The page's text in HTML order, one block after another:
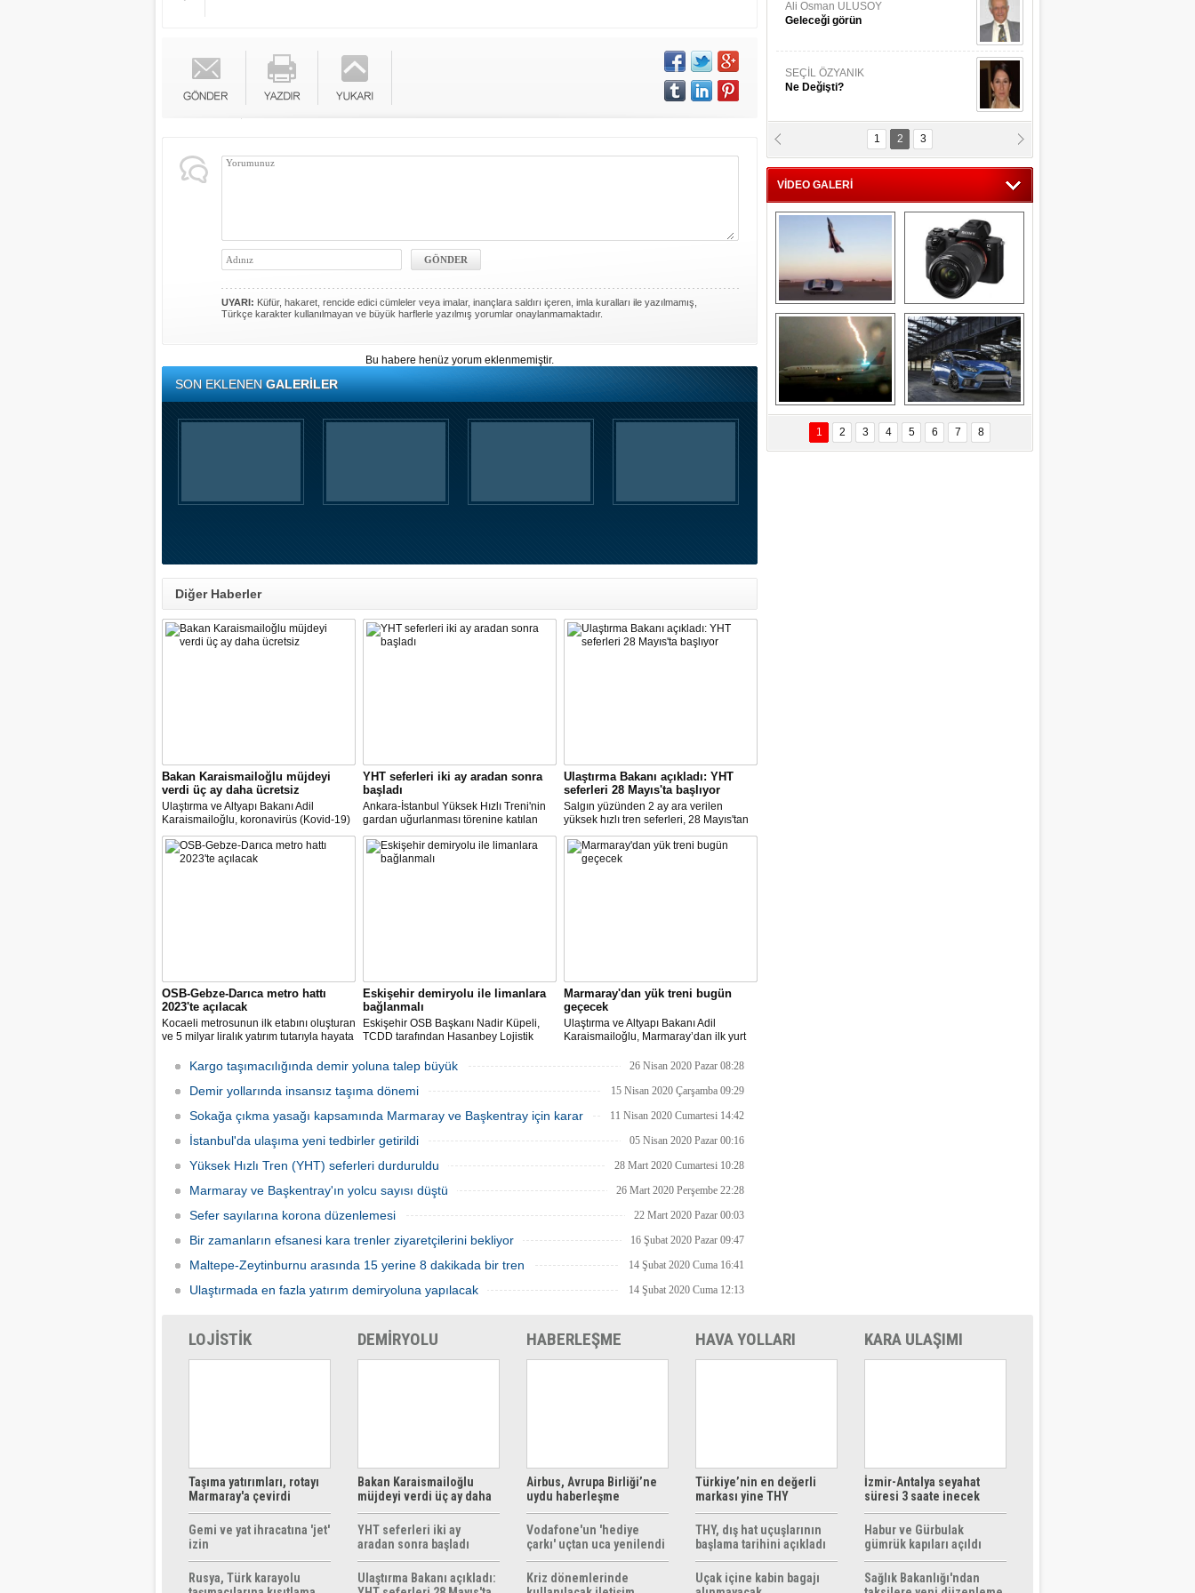
UYARI: Küfür, hakaret, rencide edici cümleler veya imalar, inançlara saldırı içeren, imla kuralları ile yazılmamış,
Türkçe karakter kullanılmayan ve büyük harflerle yazılmış yorumlar onaylanmamaktadır.
Bu habere henüz yorum eklenmemiştir.
SON EKLENENGALERİLER
Diğer Haberler
Bakan Karaismailoğlu müjdeyi
verdi üç ay daha ücretsiz
Ulaştırma ve Altyapı Bakanı Adil
Karaismailoğlu, koronavirüs (Kovid-19)
salgınıyla mücadele kapsamında alınan
tedbirlerle yüksek hızlı trenlerde (YHT)
olduğu gibi Marmaray ve Başkentray'da
YHT seferleri iki ay aradan sonra
başladı
Ankara-İstanbul Yüksek Hızlı Treni'nin
gardan uğurlanması törenine katılan
Ulaştırma ve Altyapı Bakanı
Karaismailoğlu, "Trenlerimiz yüzde 50
kapasiteyle çalışıyor, diye bilet
Ulaştırma Bakanı açıkladı: YHT
seferleri 28 Mayıs'ta başlıyor
Salgın yüzünden 2 ay ara verilen
yüksek hızlı tren seferleri, 28 Mayıs'tan
itibaren yeniden başlayacak.
Açıklamayı, Ulaştırma ve Altyapı Bakanı
Adil Karaismailoğlu yaptı.
OSB-Gebze-Darıca metro hattı
2023'te açılacak
Kocaeli metrosunun ilk etabını oluşturan
ve 5 milyar liralık yatırım tutarıyla hayata
Metro Hattı inşaatında tünel açma
çalışmaları devam ediyor.
Eskişehir demiryolu ile limanlara
bağlanmalı
Eskişehir OSB Başkanı Nadir Küpeli,
TCDD tarafından Hasanbey Lojistik
kilometrelik demiryolu hattının yapımı
konusunda artık adım atılmasını
beklediklerini belirtti.
Marmaray'dan yük treni bugün
geçecek
Ulaştırma ve Altyapı Bakanı Adil
Karaismailoğlu, Marmaray’dan ilk yurt
belirterek, “Yılda 25 bin konteyner,
yüklenerek Marmaray üzerinden Avrupa
Kargo taşımacılığında demir yoluna talep büyük 26 Nisan 2020 Pazar 08:28
Demir yollarında insansız taşıma dönemi 15 Nisan 2020 Çarşamba 09:29
Sokağa çıkma yasağı kapsamında Marmaray ve Başkentray için karar 11 Nisan 2020 Cumartesi 14:42
İstanbul'da ulaşıma yeni tedbirler getirildi 05 Nisan 2020 Pazar 00:16
Yüksek Hızlı Tren (YHT) seferleri durduruldu 28 Mart 2020 Cumartesi 10:28
Marmaray ve Başkentray'ın yolcu sayısı düştü 26 Mart 2020 Perşembe 22:28
Sefer sayılarına korona düzenlemesi 22 Mart 2020 Pazar 00:03
Bir zamanların efsanesi kara trenler ziyaretçilerini bekliyor 16 Şubat 2020 Pazar 09:47
Maltepe-Zeytinburnu arasında 15 yerine 8 dakikada bir tren 14 Şubat 2020 Cuma 16:41
Ulaştırmada en fazla yatırım demiryoluna yapılacak 14 Şubat 2020 Cuma 12:13
Ali Osman ULUSOY
Geleceği görün
SEÇİL ÖZYANIK
Ne Değişti?
MERİÇ KÖYATASI
Bayraksız Vatan !
1 2 3
VİDEO GALERİ
Savaş uçağı
pilotundan
muhteşem gösteri
Sony Alpha 7R II ön
inceleme
Delta uçağına
yıldırım çarptı
Ford Focus RS
(2015)
1 2 3 4 5 6 7 8
LOJİSTİK
Taşıma yatırımları, rotayı
Marmaray'a çevirdi
Gemi ve yat ihracatına 'jet'
izin
Rusya, Türk karayolu
DEMİRYOLU
Bakan Karaismailoğlu
müjdeyi verdi üç ay daha
ücretsiz
YHT seferleri iki ay
aradan sonra başladı
Ulaştırma Bakanı açıkladı:
HABERLEŞME
Airbus, Avrupa Birliği’ne
uydu haberleşme
çözümleri sunuyor
Vodafone'un 'hediye
çarkı' uçtan uca yenilendi
Kriz dönemlerinde
HAVA YOLLARI
Türkiye’nin en değerli
markası yine THY
THY, dış hat uçuşlarının
başlama tarihini açıkladı
Uçak içine kabin bagajı
KARA ULAŞIMI
İzmir-Antalya seyahat
süresi 3 saate inecek
Habur ve Gürbulak
gümrük kapıları açıldı
Sağlık Bakanlığı'ndan